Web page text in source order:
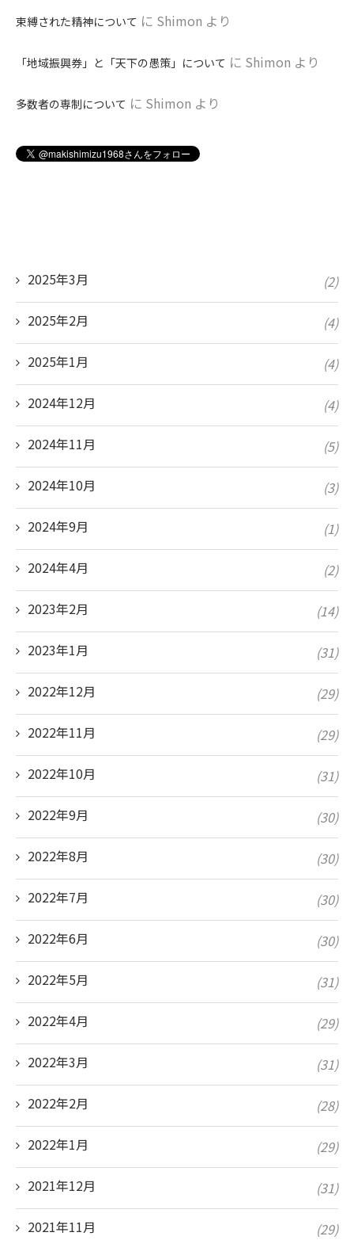
束縛された精神について に Shimon より
「地域振興券」と「天下の愚策」について に Shimon より
多数者の専制について に Shimon より
2025年3月 (2)
2025年2月 (4)
2025年1月 (4)
2024年12月 (4)
2024年11月 (5)
2024年10月 (3)
2024年9月 (1)
2024年4月 (2)
2023年2月 (14)
2023年1月 (31)
2022年12月 (29)
2022年11月 (29)
2022年10月 (31)
2022年9月 (30)
2022年8月 (30)
2022年7月 (30)
2022年6月 (30)
2022年5月 (31)
2022年4月 (29)
2022年3月 (31)
2022年2月 (28)
2022年1月 (29)
2021年12月 (31)
2021年11月 (29)